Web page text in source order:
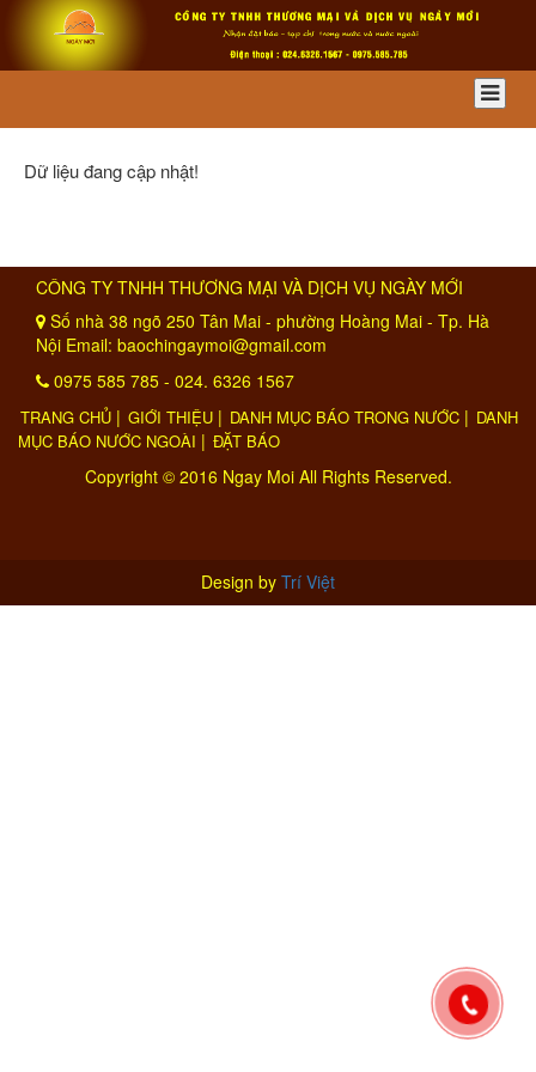
Dữ liệu đang cập nhật!
CÔNG TY TNHH THƯƠNG MẠI VÀ DỊCH VỤ NGÀY MỚI
Số nhà 38 ngõ 250 Tân Mai - phường Hoàng Mai - Tp. Hà
Nội Email: baochingaymoi@gmail.com
0975 585 785 - 024. 6326 1567
TRANG CHỦ | GIỚI THIỆU | DANH MỤC BÁO TRONG NƯỚC | DANH
MỤC BÁO NƯỚC NGOÀI | ĐẶT BÁO
Copyright © 2016 Ngay Moi All Rights Reserved.
Design by Trí Việt